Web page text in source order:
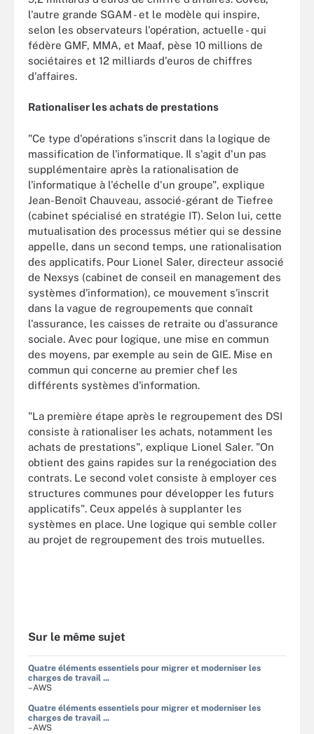
l'autre grande SGAM - et le modèle qui inspire,
selon les observateurs l'opération, actuelle - qui
fédère GMF, MMA, et Maaf, pèse 10 millions de
sociétaires et 12 milliards d'euros de chiffres
d'affaires.
Rationaliser les achats de prestations
"Ce type d'opérations s'inscrit dans la logique de
massification de l'informatique. Il s'agit d'un pas
supplémentaire après la rationalisation de
l'informatique à l'échelle d'un groupe", explique
Jean-Benoît Chauveau, associé-gérant de Tiefree
(cabinet spécialisé en stratégie IT). Selon lui, cette
mutualisation des processus métier qui se dessine
appelle, dans un second temps, une rationalisation
des applicatifs. Pour Lionel Saler, directeur associé
de Nexsys (cabinet de conseil en management des
systèmes d'information), ce mouvement s'inscrit
dans la vague de regroupements que connaît
l'assurance, les caisses de retraite ou d'assurance
sociale. Avec pour logique, une mise en commun
des moyens, par exemple au sein de GIE. Mise en
commun qui concerne au premier chef les
différents systèmes d'information.
"La première étape après le regroupement des DSI
consiste à rationaliser les achats, notamment les
achats de prestations", explique Lionel Saler. "On
obtient des gains rapides sur la renégociation des
contrats. Le second volet consiste à employer ces
structures communes pour développer les futurs
applicatifs". Ceux appelés à supplanter les
systèmes en place. Une logique qui semble coller
au projet de regroupement des trois mutuelles.
Sur le même sujet
Quatre éléments essentiels pour migrer et moderniser les
charges de travail ...
–AWS
Quatre éléments essentiels pour migrer et moderniser les
charges de travail ...
–AWS